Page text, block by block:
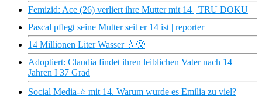
Femizid: Ace (26) verliert ihre Mutter mit 14 | TRU DOKU
Pascal pflegt seine Mutter seit er 14 ist | reporter
14 Millionen Liter Wasser 💧😮
Adoptiert: Claudia findet ihren leiblichen Vater nach 14
Jahren I 37 Grad
Social Media-​​⭐️ mit 14. Warum wurde es Emilia zu viel?